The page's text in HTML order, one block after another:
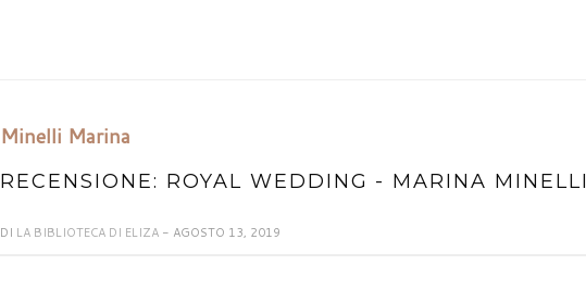
Minelli Marina
RECENSIONE: ROYAL WEDDING - MARINA MINELLI
DI LA BIBLIOTECA DI ELIZA - AGOSTO 13, 2019